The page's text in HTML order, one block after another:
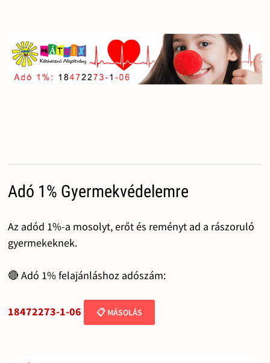
Adó 1% Gyermekvédelemre
Az adód 1%-a mosolyt, erőt és reményt ad a rászoruló
gyermekeknek.
🔴 Adó 1% felajánláshoz adószám:
18472273-1-06 📋 MÁSOLÁS